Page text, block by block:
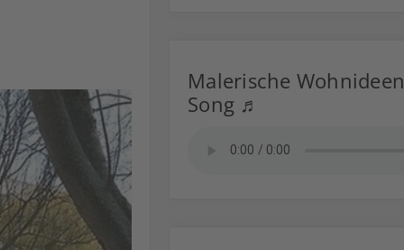
Malerische Wohnideen
Song ♬